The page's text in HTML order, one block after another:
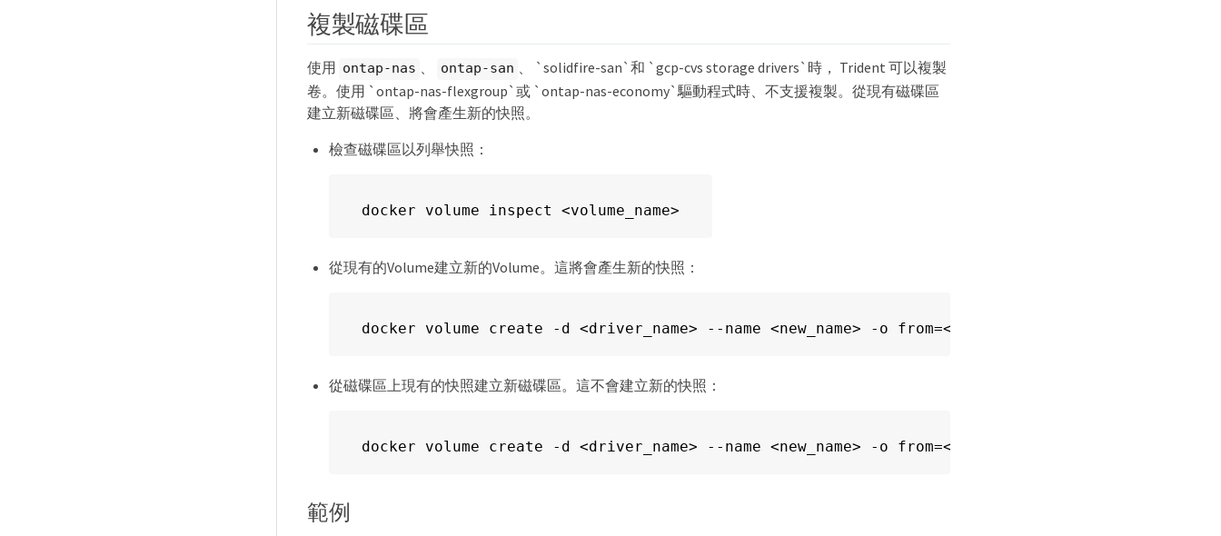
複製磁碟區
使用 ontap-nas 、 ontap-san 、 `solidfire-san`和 `gcp-cvs storage drivers`時， Trident 可以複製
卷。使用 `ontap-nas-flexgroup`或 `ontap-nas-economy`驅動程式時、不支援複製。從現有磁碟區
建立新磁碟區、將會產生新的快照。
檢查磁碟區以列舉快照：
docker volume inspect <volume_name>
從現有的Volume建立新的Volume。這將會產生新的快照：
docker volume create -d <driver_name> --name <new_name> -o from=<source_docker_volume>
從磁碟區上現有的快照建立新磁碟區。這不會建立新的快照：
docker volume create -d <driver_name> --name <new_name> -o from=<source_docker_volume> -o
範例